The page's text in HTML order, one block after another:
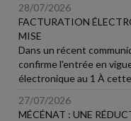
28/07/2026
FACTURATION
MISE
Dans un récent
confirme l'entrée en
électronique au 1 À
27/07/2026
MÉCÉNAT : UNE